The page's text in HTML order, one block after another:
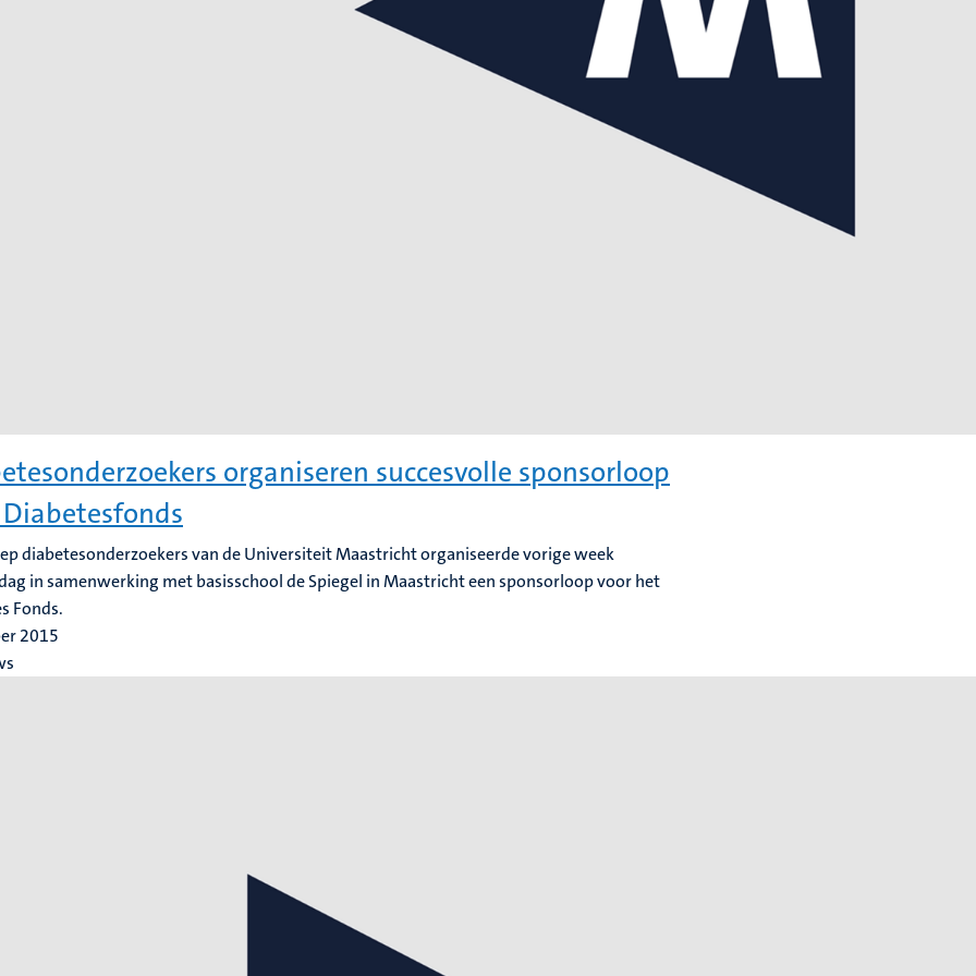
organiseren succesvolle sponsorloop
diabetesonderzoekers van de Universiteit Maastricht organiseerde vorige week
in samenwerking met basisschool de Spiegel in Maastricht een sponsorloop voor het
Fonds.
2015